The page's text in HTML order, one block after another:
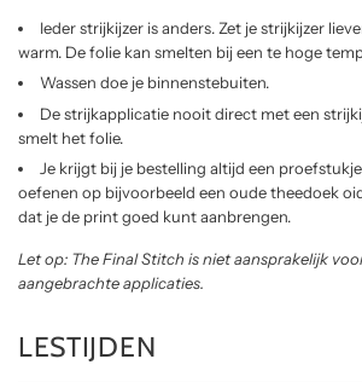
Ieder strijkijzer is anders. Zet je strijkijzer
warm. De folie kan smelten bij een te hoge
Wassen doe je binnenstebuiten.
De strijkapplicatie nooit direct met een
smelt het folie.
Je krijgt bij je bestelling altijd een
oefenen op bijvoorbeeld een oude theedoek
dat je de print goed kunt aanbrengen.
Let op: The Final Stitch is niet aansprakelijk
aangebrachte applicaties.
LESTIJDEN